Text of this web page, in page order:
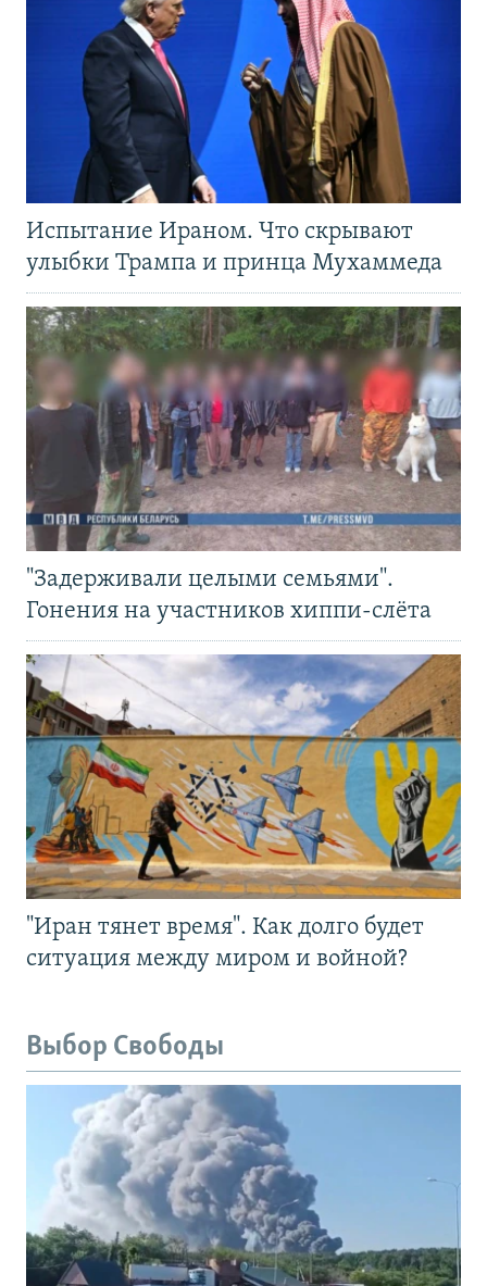
Испытание Ираном. Что скрывают
улыбки Трампа и принца Мухаммеда
"Задерживали целыми семьями".
Гонения на участников хиппи-слёта
"Иран тянет время". Как долго будет
ситуация между миром и войной?
Выбор Свободы